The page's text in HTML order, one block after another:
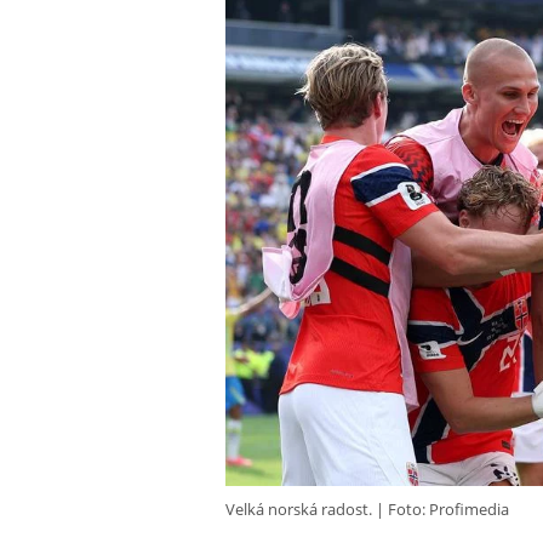
Velká norská radost. Foto: Profimedia